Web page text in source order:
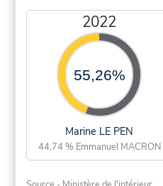
2022
55,26%
Marine LE PEN
44,74 % Emmanuel MACRON